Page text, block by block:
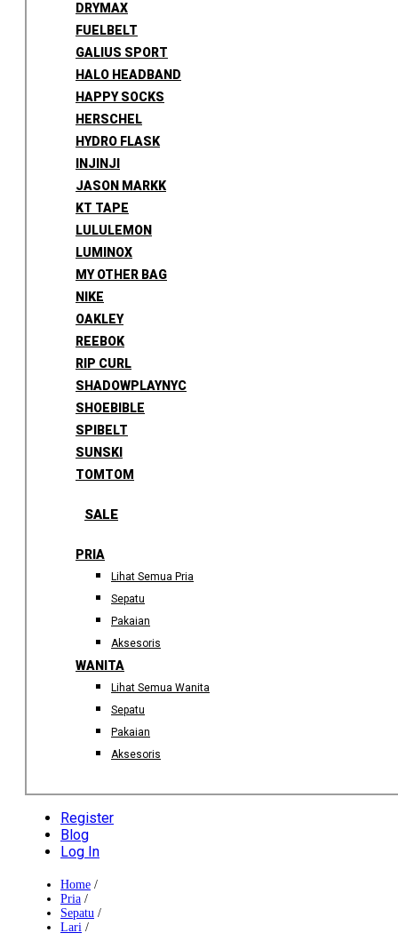
DRYMAX
FUELBELT
GALIUS SPORT
HALO HEADBAND
HAPPY SOCKS
HERSCHEL
HYDRO FLASK
INJINJI
JASON MARKK
KT TAPE
LULULEMON
LUMINOX
MY OTHER BAG
NIKE
OAKLEY
REEBOK
RIP CURL
SHADOWPLAYNYC
SHOEBIBLE
SPIBELT
SUNSKI
TOMTOM
SALE
PRIA
Lihat Semua Pria
Sepatu
Pakaian
Aksesoris
WANITA
Lihat Semua Wanita
Sepatu
Pakaian
Aksesoris
Register
Blog
Log In
Home /
Pria /
Sepatu /
Lari /